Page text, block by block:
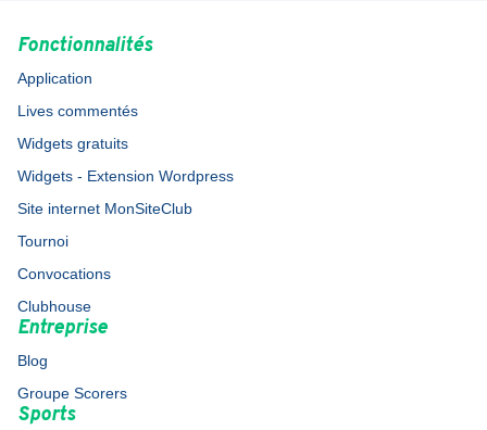
Fonctionnalités
Application
Lives commentés
Widgets gratuits
Widgets - Extension Wordpress
Site internet MonSiteClub
Tournoi
Convocations
Clubhouse
Entreprise
Blog
Groupe Scorers
Sports